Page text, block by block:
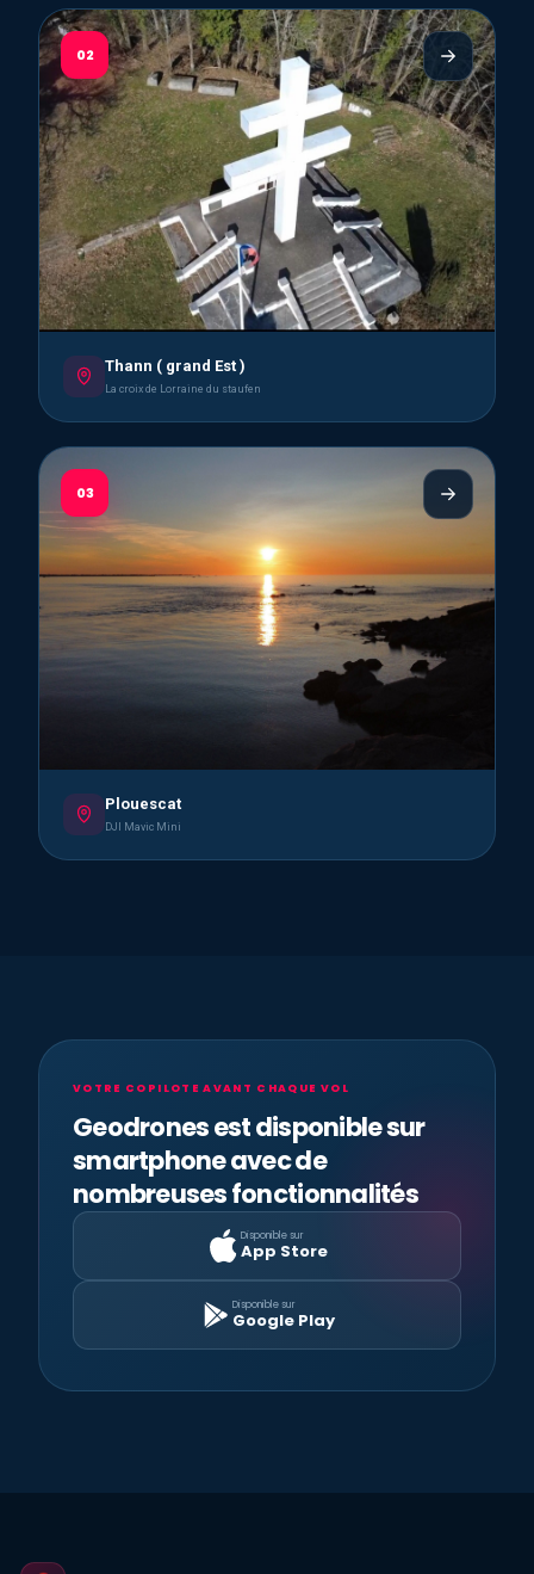
02
Thann ( grand Est )
La croix de Lorraine du staufen
03
Plouescat
DJI Mavic Mini
VOTRE COPILOTE AVANT CHAQUE VOL
Geodrones est disponible sur
smartphone avec de
nombreuses fonctionnalités
Disponible sur
App Store
Disponible sur
Google Play